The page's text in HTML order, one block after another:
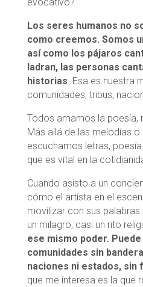
Los seres humanos no
como creemos. Somos
así como los pájaros
ladran, las personas
historias. Esa es nuestra
comunidades, tribus,
Todos amamos la poesía,
Más allá de las melodías
escuchamos letras,
que es vital en la
Cuando asisto a un
cómo el artista en el
movilizar con sus
un milagro, casi un rito
ese mismo poder.
comunidades sin
naciones ni estados, sin
que me interesa es la que